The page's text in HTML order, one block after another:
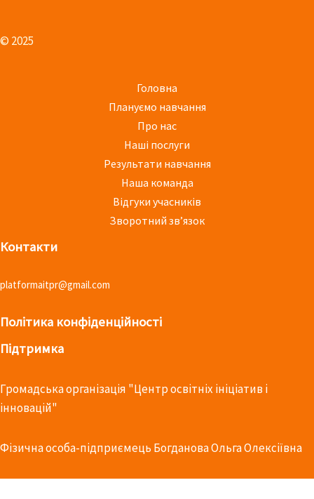
© 2025
Головна
Плануємо навчання
Про нас
Наші послуги
Результати навчання
Наша команда
Відгуки учасників
Зворотний зв’язок
Контакти
platformaitpr@gmail.com
Політика конфіденційності
Підтримка
Громадська організація "Центр освітніх ініціатив і
інновацій"
Фізична особа-підприємець Богданова Ольга Олексіївна